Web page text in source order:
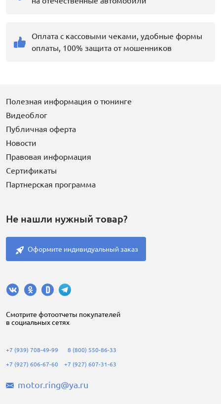
Оплата с кассовыми чеками, удобные формы
оплаты, 100% защита от мошенников
Полезная информация о тюнинге
Видеоблог
Публичная оферта
Новости
Правовая информация
Сертификаты
Партнерская программа
Не нашли нужный товар?
Оформите индивидуальный заказ
Cмотрите фотоотчеты покупателей
в социальных сетях
+7 (939) 708-49-99
+7 (927) 606-67-60
8 (800) 550-86-33
+7 (927) 607-31-63
motor.ring@ya.ru